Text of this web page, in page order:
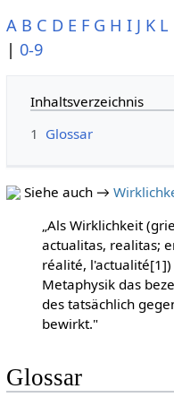
A B C D E F G H I J K L
| 0-9
Inhaltsverzeichnis
1 Glossar
Siehe auch →
„Als Wirklichkeit
actualitas, realitas;
réalité,
Metaphysik das
des tatsächlich
bewirkt."
Glossar